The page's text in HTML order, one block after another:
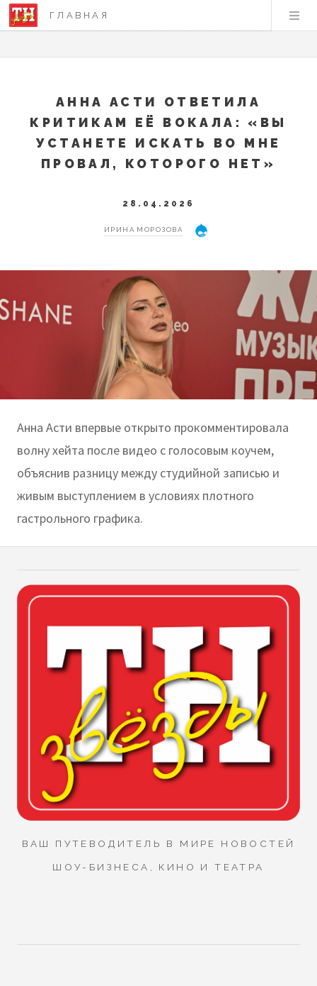
ГЛАВНАЯ
АННА АСТИ ОТВЕТИЛА
КРИТИКАМ ЕЁ ВОКАЛА: «ВЫ
УСТАНЕТЕ ИСКАТЬ ВО МНЕ
ПРОВАЛ, КОТОРОГО НЕТ»
28.04.2026
ИРИНА МОРОЗОВА
Анна Асти впервые открыто прокомментировала
волну хейта после видео с голосовым коучем,
объяснив разницу между студийной записью и
живым выступлением в условиях плотного
гастрольного графика.
ВАШ ПУТЕВОДИТЕЛЬ В МИРЕ НОВОСТЕЙ
ШОУ-БИЗНЕСА, КИНО И ТЕАТРА